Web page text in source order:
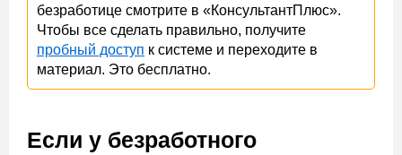
безработице смотрите в «КонсультантПлюс».
Чтобы все сделать правильно, получите
пробный доступ к системе и переходите в
материал. Это бесплатно.
Если у безработного